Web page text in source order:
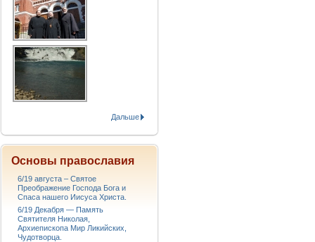
Дальше
Основы православия
6/19 августа – Святое
Преображение Господа Бога и
Спаса нашего Иисуса Христа.
6/19 Декабря — Память
Святителя Николая,
Архиепископа Мир Ликийских,
Чудотворца.